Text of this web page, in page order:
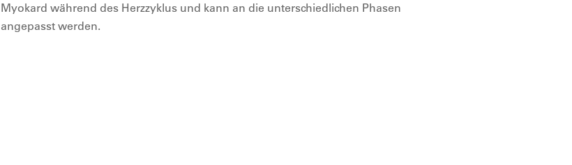
Myokard während des Herzzyklus und kann an die unterschiedlichen Phasen
angepasst werden.